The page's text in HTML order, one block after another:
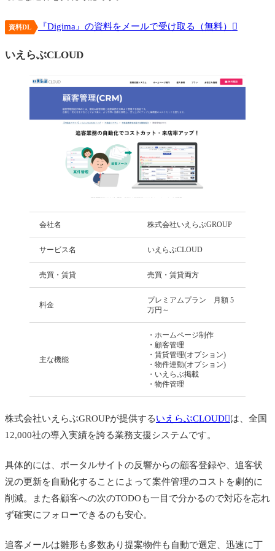
資料DL 『Digima』の資料をメールで受け取る（無料）
いえらぶCLOUD
会社名 株式会社いえらぶGROUP
サービス名 いえらぶCLOUD
売買・賃貸 売買・賃貸両方
料金
プレミアムプラン 月額 5
万円～
主な機能
・ホームページ制作
・顧客管理
・賃貸管理(オプション)
・物件連動(オプション)
・いえらぶ掲載
・物件管理
株式会社いえらぶGROUPが提供するいえらぶCLOUD
は、全国
12,000社の導入実績を誇る業務支援システムです。
具体的には、ポータルサイトの反響からの顧客登録や、追客状
況の更新を自動化することによって案件管理のコストを劇的に
削減。また各顧客への次のTODOも一目で分かるので対応を忘れ
ず確実にフォローできるのも安心。
追客メールは雛形も多数あり提案物件も自動で選定、迅速に丁